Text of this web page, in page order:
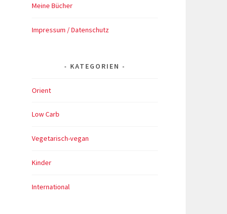
Meine Bücher
Impressum / Datenschutz
KATEGORIEN
Orient
Low Carb
Vegetarisch-vegan
Kinder
International